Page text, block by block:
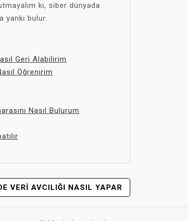
ki, siber dünyada
yankı bulur.
Geri Alabilirim
Öğrenirim
Nasıl Bulurum
VERI AVCILIĞI NASIL YAPAR